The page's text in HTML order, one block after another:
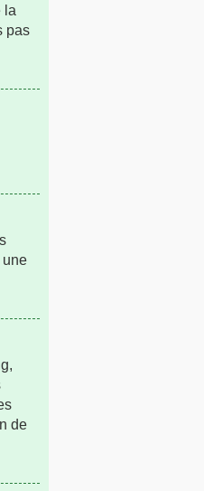
la
pas
une
de